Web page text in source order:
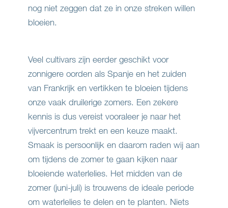
nog niet zeggen dat ze in onze streken willen
bloeien.
Veel cultivars zijn eerder geschikt voor
zonnigere oorden als Spanje en het zuiden
van Frankrijk en vertikken te bloeien tijdens
onze vaak druilerige zomers. Een zekere
kennis is dus vereist vooraleer je naar het
vijvercentrum trekt en een keuze maakt.
Smaak is persoonlijk en daarom raden wij aan
om tijdens de zomer te gaan kijken naar
bloeiende waterlelies. Het midden van de
zomer (juni-juli) is trouwens de ideale periode
om waterlelies te delen en te planten. Niets